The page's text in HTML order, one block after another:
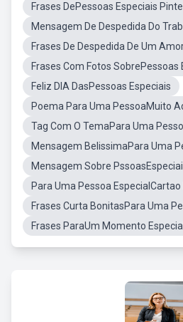
Frases DePessoas Especiais
Mensagem De Despedida Do
Frases De Despedida De Um
Frases Com Fotos SobrePessoas
Feliz DIA DasPessoas Especiais
Poema Para Uma PessoaMuito
Tag Com O TemaPara Uma
Mensagem BelissimaPara Uma
Mensagem Sobre
Para Uma Pessoa
Frases Curta BonitasPara Uma
Frases ParaUm Momento Especial